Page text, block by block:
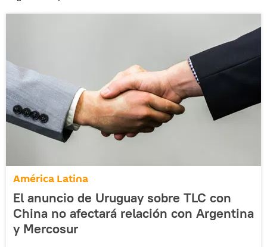
América Latina
El anuncio de Uruguay sobre TLC con
China no afectará relación con Argentina
y Mercosur